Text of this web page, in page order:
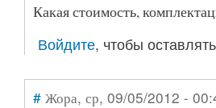
Какая стоимость,
Войдите, чтобы
# Жора, ср, 09/05/2012 -